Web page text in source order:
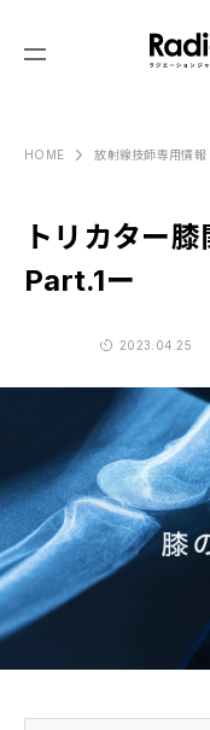
ABOUT
コラム
画像レッ
医師・医
放射線技
HOME 放射線技師専用情報
トリカター
Part.1ー
2023.04.25